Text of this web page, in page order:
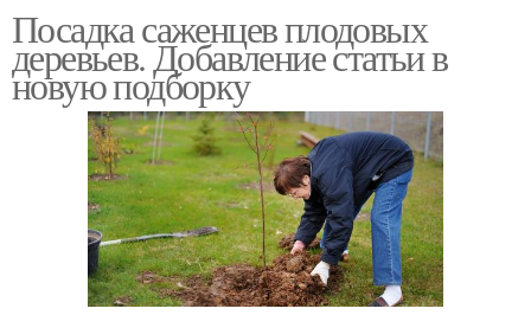
Посадка саженцев плодовых
деревьев. Добавление статьи в
новую подборку